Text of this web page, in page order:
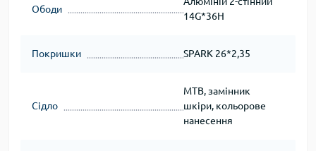
Ободи
14G*36H
Покришки SPARK 26*2,35
Сідло
MTB, замінник
шкіри, кольорове
нанесення